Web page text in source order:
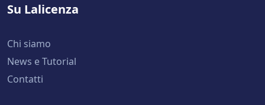
Su Lalicenza
Chi siamo
News e Tutorial
Contatti